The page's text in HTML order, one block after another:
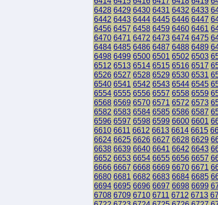
6428 6429 6430 6431 6432 6433
6442 6443 6444 6445 6446 6447
6456 6457 6458 6459 6460 6461
6470 6471 6472 6473 6474 6475
6484 6485 6486 6487 6488 6489
6498 6499 6500 6501 6502 6503
6512 6513 6514 6515 6516 6517
6526 6527 6528 6529 6530 6531
6540 6541 6542 6543 6544 6545
6554 6555 6556 6557 6558 6559
6568 6569 6570 6571 6572 6573
6582 6583 6584 6585 6586 6587
6596 6597 6598 6599 6600 6601
6610 6611 6612 6613 6614 6615
6624 6625 6626 6627 6628 6629
6638 6639 6640 6641 6642 6643
6652 6653 6654 6655 6656 6657
6666 6667 6668 6669 6670 6671
6680 6681 6682 6683 6684 6685
6694 6695 6696 6697 6698 6699
6708 6709 6710 6711 6712 6713